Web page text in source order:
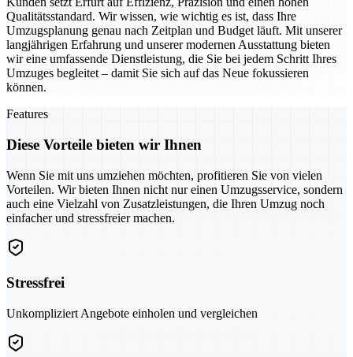
Qualitätsstandard. Wir wissen, wie wichtig es ist, dass Ihre
Umzugsplanung genau nach Zeitplan und Budget läuft. Mit unserer
langjährigen Erfahrung und unserer modernen Ausstattung bieten
wir eine umfassende Dienstleistung, die Sie bei jedem Schritt Ihres
Umzuges begleitet – damit Sie sich auf das Neue fokussieren
können.
Features
Diese Vorteile bieten wir Ihnen
Wenn Sie mit uns umziehen möchten, profitieren Sie von vielen
Vorteilen. Wir bieten Ihnen nicht nur einen Umzugsservice, sondern
auch eine Vielzahl von Zusatzleistungen, die Ihren Umzug noch
einfacher und stressfreier machen.
Stressfrei
Unkompliziert Angebote einholen und vergleichen